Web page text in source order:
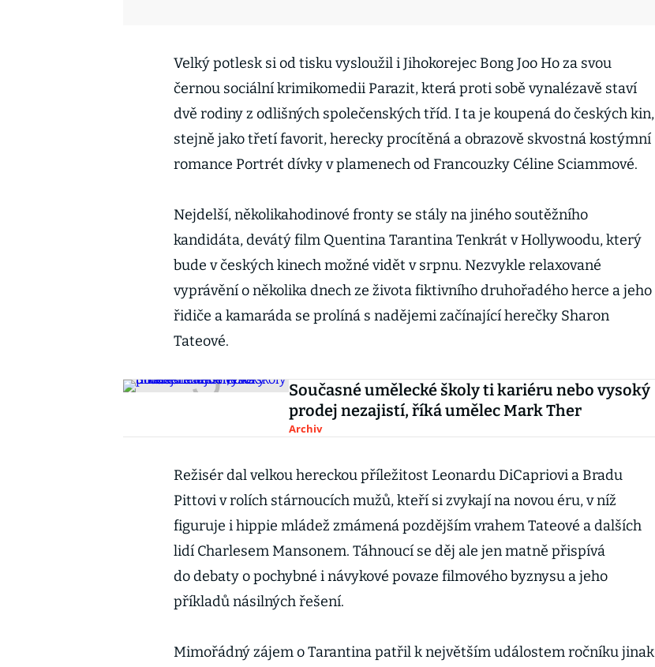
Velký potlesk si od tisku vysloužil i Jihokorejec Bong Joo Ho za svou
černou sociální krimikomedii Parazit, která proti sobě vynalézavě staví
dvě rodiny z odlišných společenských tříd. I ta je koupená do českých kin,
stejně jako třetí favorit, herecky procítěná a obrazově skvostná kostýmní
romance Portrét dívky v plamenech od Francouzky Céline Sciammové.
Nejdelší, několikahodinové fronty se stály na jiného soutěžního
kandidáta, devátý film Quentina Tarantina Tenkrát v Hollywoodu, který
bude v českých kinech možné vidět v srpnu. Nezvykle relaxované
vyprávění o několika dnech ze života fiktivního druhořadého herce a jeho
řidiče a kamaráda se prolíná s nadějemi začínající herečky Sharon
Tateové.
Současné umělecké školy ti kariéru nebo vysoký
prodej nezajistí, říká umělec Mark Ther
Archiv
Režisér dal velkou hereckou příležitost Leonardu DiCapriovi a Bradu
Pittovi v rolích stárnoucích mužů, kteří si zvykají na novou éru, v níž
figuruje i hippie mládež zmámená pozdějším vrahem Tateové a dalších
lidí Charlesem Mansonem. Táhnoucí se děj ale jen matně přispívá
do debaty o pochybné i návykové povaze filmového byznysu a jeho
příkladů násilných řešení.
Mimořádný zájem o Tarantina patřil k největším událostem ročníku jinak